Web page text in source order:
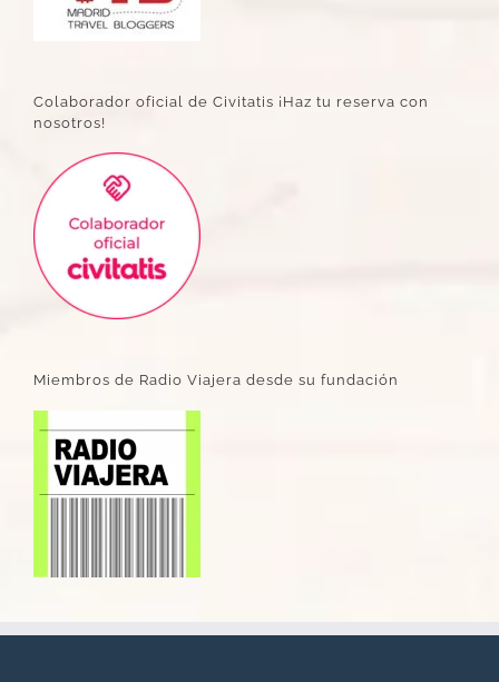
Colaborador oficial de Civitatis ¡Haz tu reserva con
nosotros!
Miembros de Radio Viajera desde su fundación